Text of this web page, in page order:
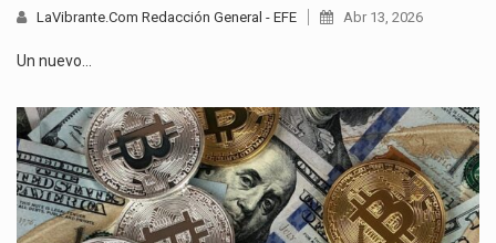
LaVibrante.Com Redacción General - EFE Abr 13, 2026
Un nuevo…